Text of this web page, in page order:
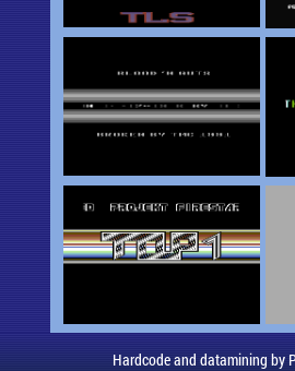
Hardcode and datamining by